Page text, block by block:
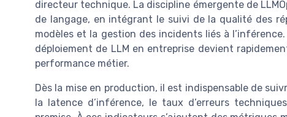
directeur technique. La discipline émergente de
de langage, en intégrant le suivi de la qualité des
modèles et la gestion des incidents liés à
déploiement de LLM en entreprise devient
performance métier.
Dès la mise en production, il est indispensable de
la latence d’inférence, le taux d’erreurs